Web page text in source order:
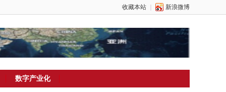
收藏本站 新浪微博
数字产业化